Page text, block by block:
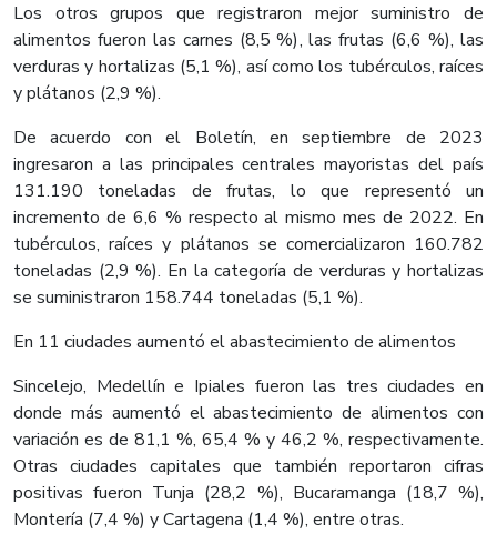
Los otros grupos que registraron mejor suministro de
alimentos fueron las carnes (8,5 %), las frutas (6,6 %), las
verduras y hortalizas (5,1 %), así como los tubérculos, raíces
y plátanos (2,9 %).
De acuerdo con el Boletín, en septiembre de 2023
ingresaron a las principales centrales mayoristas del país
131.190 toneladas de frutas, lo que representó un
incremento de 6,6 % respecto al mismo mes de 2022. En
tubérculos, raíces y plátanos se comercializaron 160.782
toneladas (2,9 %). En la categoría de verduras y hortalizas
se suministraron 158.744 toneladas (5,1 %).
En 11 ciudades aumentó el abastecimiento de alimentos
Sincelejo, Medellín e Ipiales fueron las tres ciudades en
donde más aumentó el abastecimiento de alimentos con
variación es de 81,1 %, 65,4 % y 46,2 %, respectivamente.
Otras ciudades capitales que también reportaron cifras
positivas fueron Tunja (28,2 %), Bucaramanga (18,7 %),
Montería (7,4 %) y Cartagena (1,4 %), entre otras.